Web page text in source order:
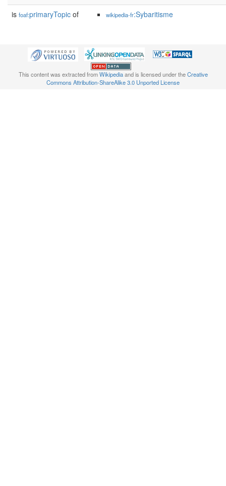
is foaf:primaryTopic of wikipedia-fr:Sybaritisme
This content was extracted fromWikipediaand is licensed under theCreative
Commons Attribution-ShareAlike 3.0 Unported License